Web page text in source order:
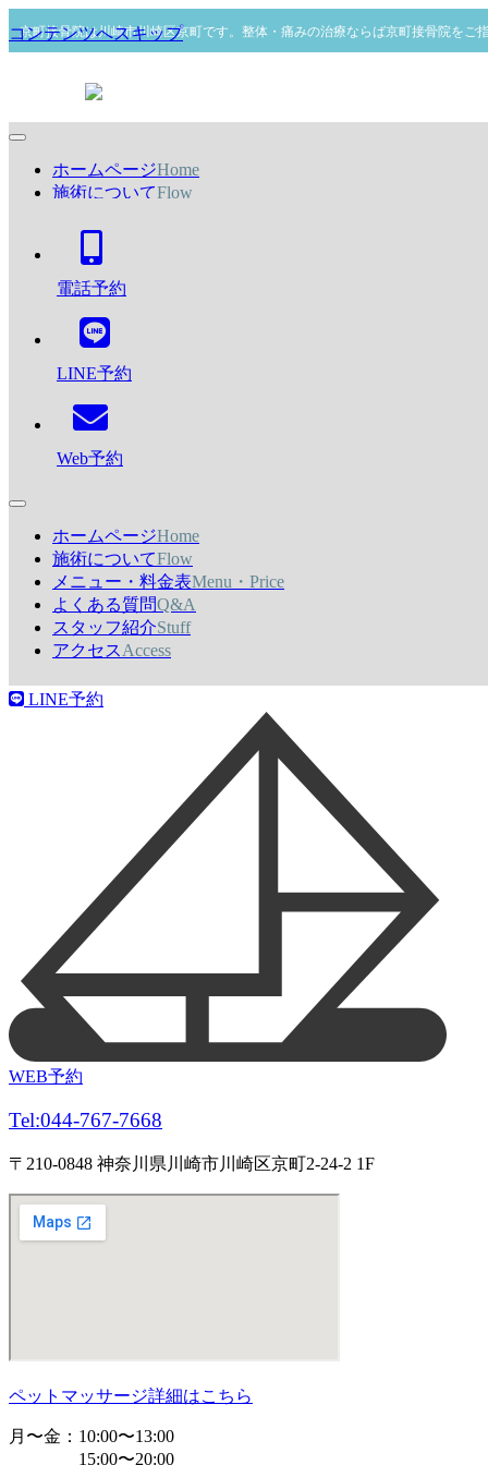
京町接骨院は川崎市川崎区京町です。整体・痛みの治療ならば京町接骨院をご
コンテンツへスキップ
ホームページHome
施術についてFlow
よくある質問
スタッフ紹介
アクセスAccess
電話予約
LINE予約
Web予約
ホームページHome
施術についてFlow
メニュー・料金表Menu・Price
よくある質問Q&A
スタッフ紹介Stuff
アクセスAccess
Tel:044-767-7668
3.痛みから卒業するための
メディカルトレーニング
治療しても痛みが戻りやすい、慢性的な痛みに体が慣れてし
まっている、治療だけでは改善できない症状に対して痛みの
スポーツジムのようにマシンや高重量を使うのではなく、自
重や軽 量なトレーニングを中心とし、理学療法に基づく理
論と知識を用いて症状に合わせ て鍛えるべき場所をトレー
ニングすることで身体のバランスを整え痛みを取り除きま
す。
LINE予約
WEB予約
Tel:044-767-7668
〒210-0848 神奈川県川崎市川崎区京町2-24-2 1F
ペットマッサージ詳細はこちら
月〜金：10:00〜13:00
15:00〜20:00